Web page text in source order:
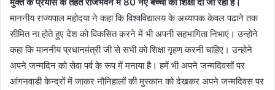
माननीय राज्यपाल महोदया ने कहा कि विश्वविद्यालय के अध्यापक केवल पढाने तक
सीमित ना होते हुए देश को विकसित करने में भी अपनी सहभागिता निभाएं। उन्होने
कहा कि माननीय प्रधानमंत्री जी से सभी को शिक्षा गृहण करनी चाहिए। उन्होने
अपने जन्मदिन को सेवा पर्व के रूप में मनाया है। हमें भी अपने जन्मदिवसों पर
आंगनवाडी केन्द्रों में जाकर नौनिहालों की मुस्कान को देखकर अपने जन्मदिवस पर